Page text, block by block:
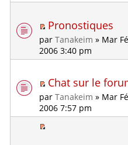
Pronostiques
parTanakeim » Mar
2006 3:40 pm
Chat sur le
parTanakeim » Mar
2006 7:57 pm